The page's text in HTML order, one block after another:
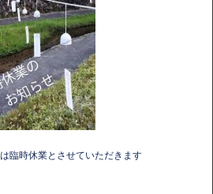
臨時休業とさせていただきます